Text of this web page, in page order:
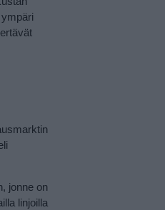
jonne on
linjoilla